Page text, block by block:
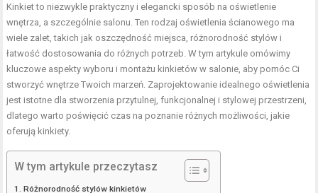
Kinkiet to niezwykle praktyczny i elegancki sposób na oświetlenie
wnętrza, a szczególnie salonu. Ten rodzaj oświetlenia ścianowego ma
wiele zalet, takich jak oszczędność miejsca, różnorodność stylów i
łatwość dostosowania do różnych potrzeb. W tym artykule omówimy
kluczowe aspekty wyboru i montażu kinkietów w salonie, aby pomóc Ci
stworzyć wnętrze Twoich marzeń. Zaprojektowanie idealnego oświetlenia
jest istotne dla stworzenia przytulnej, funkcjonalnej i stylowej przestrzeni,
dlatego warto poświęcić czas na poznanie różnych możliwości, jakie
oferują kinkiety.
W tym artykule przeczytasz
Różnorodność stylów kinkietów